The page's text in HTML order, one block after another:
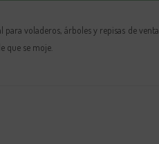
para voladeros, árboles y repisas de
que se moje.